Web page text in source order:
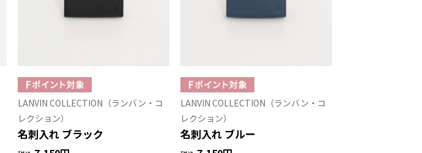
LANVIN COLLECTION（ランバン・コ
レクション）
名刺入れ ブラック
LANVIN COLLECTION（ランバン・コ
レクション）
名刺入れ ブルー